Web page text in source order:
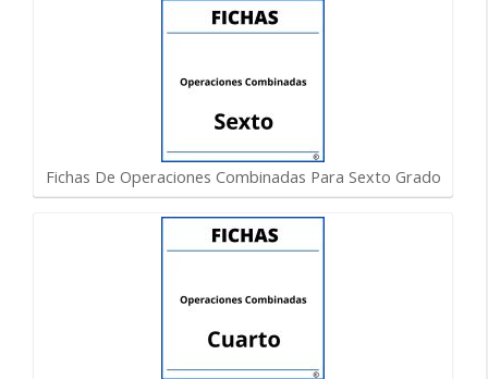
Fichas De Operaciones Combinadas Para Sexto Grado